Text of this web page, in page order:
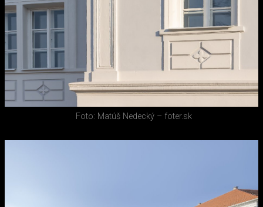
Foto: Matúš Nedecký – foter.sk